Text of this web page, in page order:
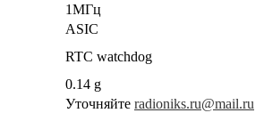
1МГц
ASIC
RTC watchdog
0.14 g
Уточняйте radioniks.ru@mail.ru